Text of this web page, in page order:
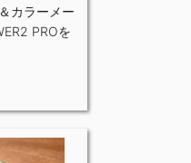
カラーメー
PROを